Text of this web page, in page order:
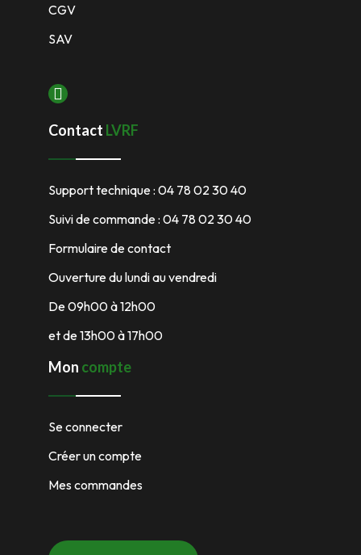
CGV
SAV
Contact LVRF
Support technique : 04 78 02 30 40
Suivi de commande : 04 78 02 30 40
Formulaire de contact
Ouverture du lundi au vendredi
De 09h00 à 12h00
et de 13h00 à 17h00
Mon compte
Se connecter
Créer un compte
Mes commandes